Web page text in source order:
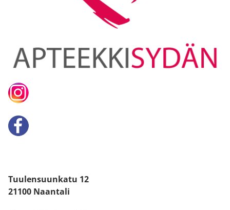
Tuulensuunkatu 12
21100 Naantali